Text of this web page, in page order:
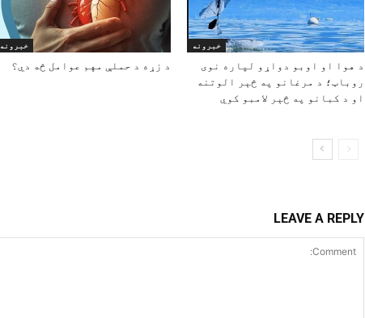
خبرونه
د هوا او اوبو دواړو لپاره نوی
روباټ؛ د مرغانو په څېر الوتنه
او د کبانو په څېر لامبو کوي
خبرونه
د زړه د حملې مهم عوامل څه دي؟
LEAVE A REPLY